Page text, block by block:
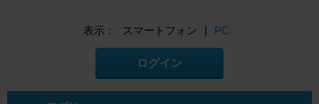
表示： スマートフォン | PC
ログイン